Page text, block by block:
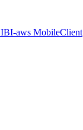
IBI-aws MobileClient